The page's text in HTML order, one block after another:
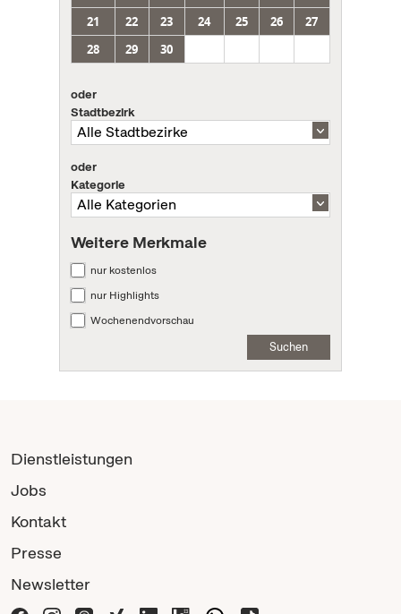
21
22 23 24 25 26
27
28
29 30
oder
Stadtbezirk
oder
Kategorie
Weitere Merkmale
nur kostenlos
nur Highlights
Wochenendvorschau
Suchen
Dienstleistungen
Jobs
Kontakt
Presse
Newsletter